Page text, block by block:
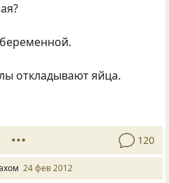
откладывают яйца.
120
24 фев 2012